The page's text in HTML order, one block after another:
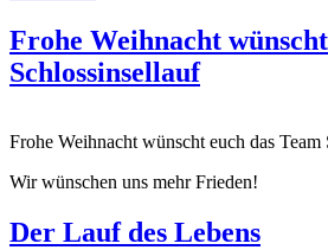
Frohe Weihnacht
Schlossinsellauf
Frohe Weihnacht wünscht euch das Team
Wir wünschen uns mehr Frieden!
Der Lauf des Lebens